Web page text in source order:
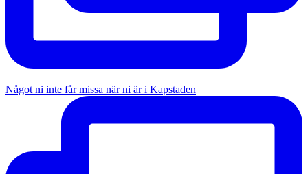
Något ni inte får missa när ni är i Kapstaden